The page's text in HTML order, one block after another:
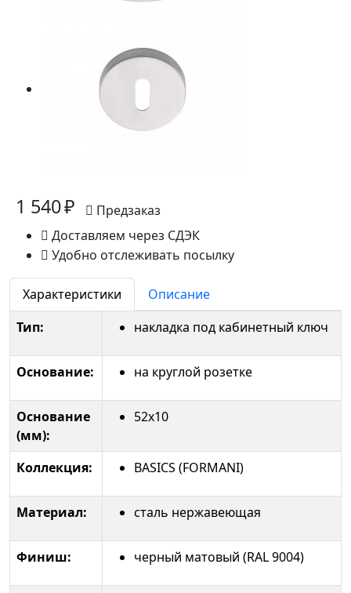
1 540 ₽
Предзаказ
Доставляем через СДЭК
Удобно отслеживать посылку
Характеристики
Описание
Тип:
накладка под кабинетный ключ
Основание: на круглой розетке
Основание
(мм):
52x10
Коллекция: BASICS (FORMANI)
Материал: сталь нержавеющая
Финиш: черный матовый (RAL 9004)